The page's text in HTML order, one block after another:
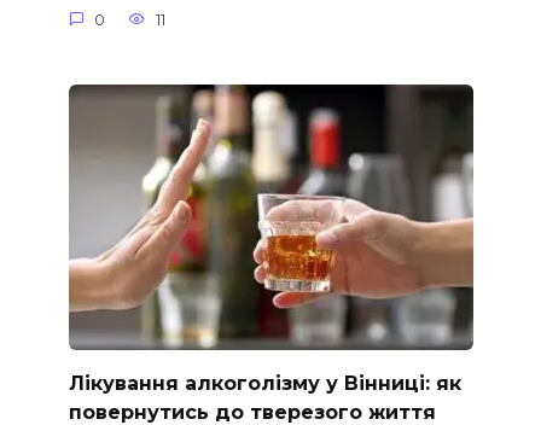
0 11
Лікування алкоголізму у Вінниці: як
повернутись до тверезого життя